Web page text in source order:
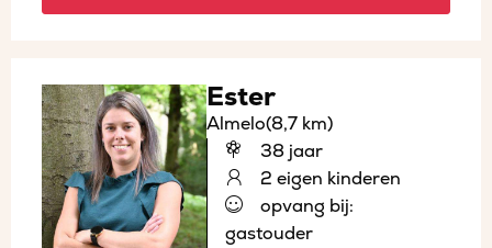
Ester
Almelo(8,7 km)
38 jaar
2 eigen kinderen
opvang bij:
gastouder